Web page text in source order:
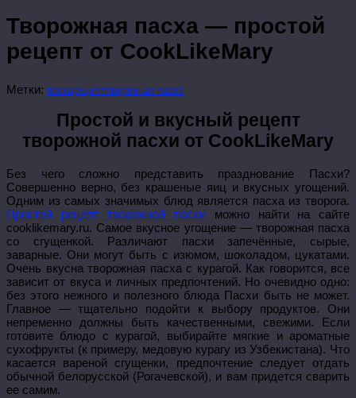
Творожная пасха — простой
рецепт от CookLikeMary
Метки: пасхарецепттворожная пасха
Простой и вкусный рецепт
творожной пасхи от CookLikeMary
Без чего сложно представить празднование Пасхи?
Совершенно верно, без крашеные яиц и вкусных угощений.
Одним из самых значимых блюд является пасха из творога.
Простой рецепт творожной пасхи можно найти на сайте
cooklikemary.ru. Самое вкусное угощение — творожная пасха
со сгущенкой. Различают пасхи запечённые, сырые,
заварные. Они могут быть с изюмом, шоколадом, цукатами.
Очень вкусна творожная пасха с курагой. Как говорится, все
зависит от вкуса и личных предпочтений. Но очевидно одно:
без этого нежного и полезного блюда Пасхи быть не может.
Главное — тщательно подойти к выбору продуктов. Они
непременно должны быть качественными, свежими. Если
готовите блюдо с курагой, выбирайте мягкие и ароматные
сухофрукты (к примеру, медовую курагу из Узбекистана). Что
касается вареной сгущенки, предпочтение следует отдать
обычной белорусской (Рогачевской), и вам придется сварить
ее самим.